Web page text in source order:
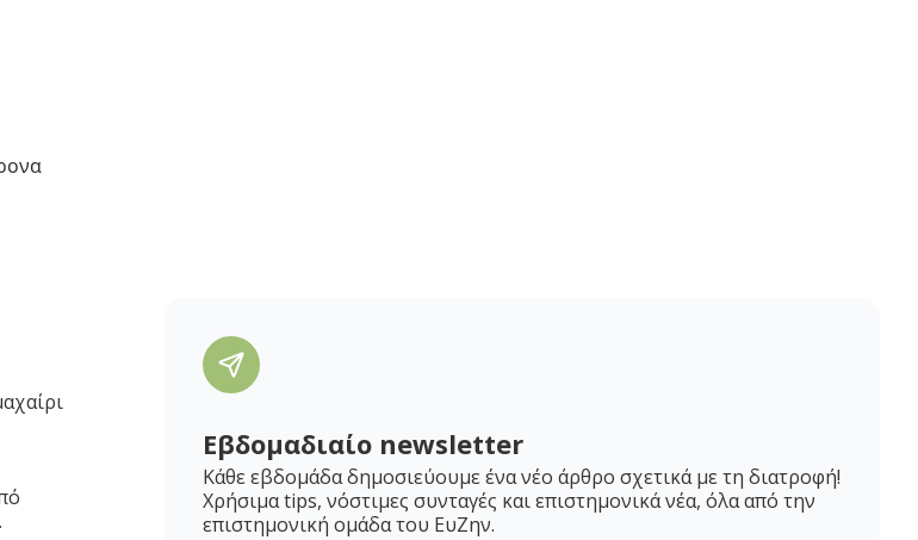
Εβδομαδιαίο newsletter
Κάθε εβδομάδα δημοσιεύουμε ένα νέο άρθρο σχετικά με τη διατροφή!
Χρήσιμα tips, νόστιμες συνταγές και επιστημονικά νέα, όλα από την
επιστημονική ομάδα του ΕυΖην.